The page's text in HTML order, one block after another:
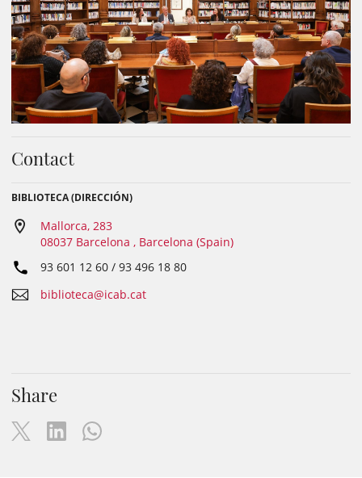
Contact
BIBLIOTECA (DIRECCIÓN)
Mallorca, 283
08037 Barcelona , Barcelona (Spain)
93 601 12 60 / 93 496 18 80
biblioteca@icab.cat
Share